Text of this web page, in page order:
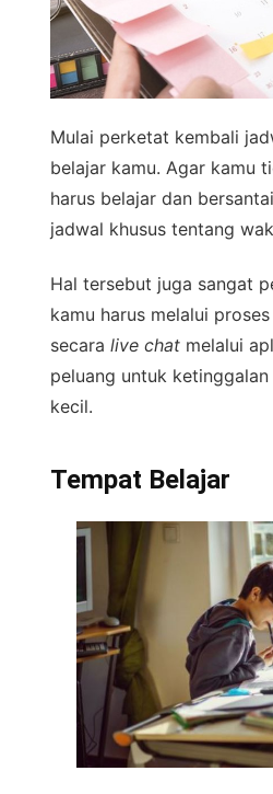
Mulai perketat kembali
belajar kamu. Agar kamu
harus belajar dan
jadwal khusus tentang
Hal tersebut juga sangat
kamu harus melalui
secara live chat melalui
peluang untuk
kecil.
Tempat Belajar